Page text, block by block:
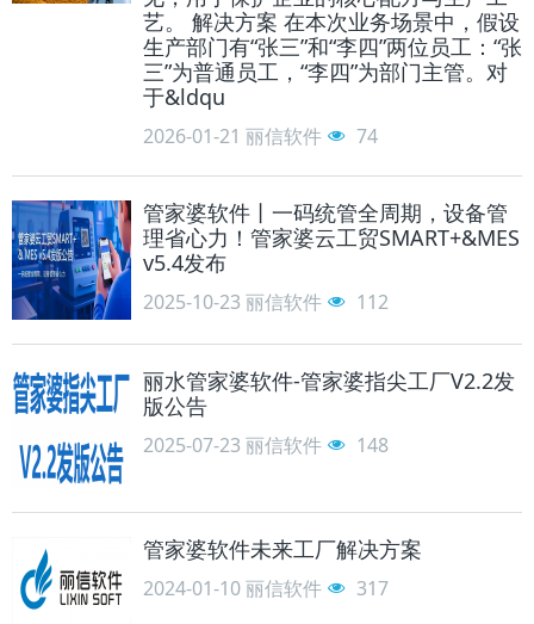
艺。 解决方案 在本次业务场景中，假设
生产部门有“张三”和“李四”两位员工：“张
三”为普通员工，“李四”为部门主管。对
于&ldqu
2026-01-21 丽信软件 74
管家婆软件丨一码统管全周期，设备管
理省心力！管家婆云工贸SMART+&MES
v5.4发布
2025-10-23 丽信软件 112
丽水管家婆软件-管家婆指尖工厂V2.2发
版公告
2025-07-23 丽信软件 148
管家婆软件未来工厂解决方案
2024-01-10丽信软件 317